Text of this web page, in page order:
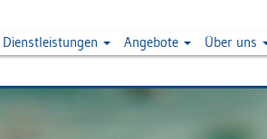
Dienstleistungen Angebote Über uns